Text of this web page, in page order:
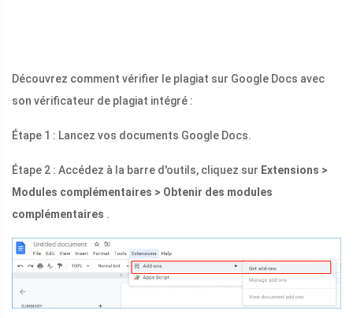
Découvrez comment vérifier le plagiat sur Google Docs avec
son vérificateur de plagiat intégré :
Étape 1 : Lancez vos documents Google Docs.
Étape 2 : Accédez à la barre d'outils, cliquez sur Extensions >
Modules complémentaires > Obtenir des modules
complémentaires .